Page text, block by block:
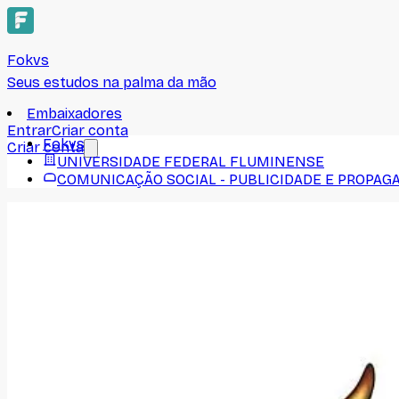
Fokvs
Seus estudos na palma da mão
Embaixadores
EntrarCriar conta
Criar conta
Fokvs
UNIVERSIDADE FEDERAL FLUMINENSE
COMUNICAÇÃO SOCIAL - PUBLICIDADE E